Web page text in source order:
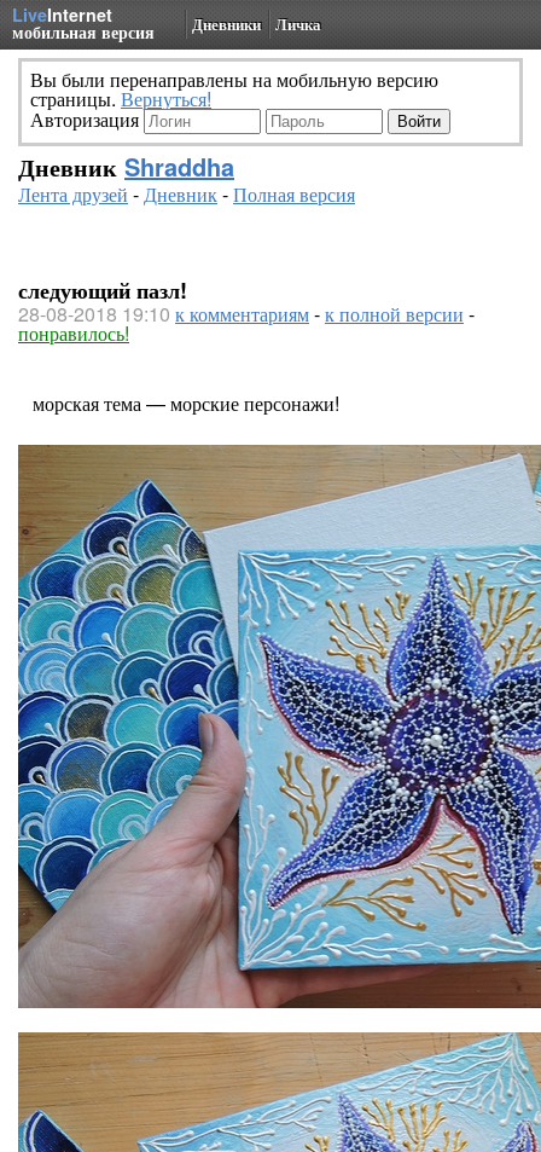
LiveInternet
мобильная версия Дневники Личка
Вы были перенаправлены на мобильную версию
страницы. Вернуться!
Авторизация
Дневник Shraddha
Лента друзей -Дневник-Полная версия
следующий пазл!
28-08-2018 19:10 к комментариям-к полной версии -
понравилось!
морская тема — морские персонажи!